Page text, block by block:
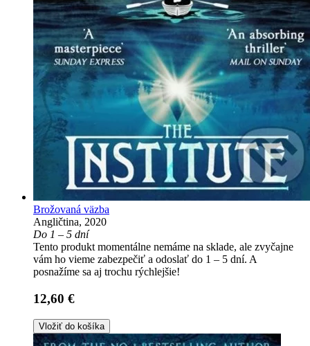
Brožovaná väzba
Angličtina, 2020
Do 1 – 5 dní
Tento produkt momentálne nemáme na sklade, ale zvyčajne
vám ho vieme zabezpečiť a odoslať do 1 – 5 dní. A
posnažíme sa aj trochu rýchlejšie!
12,60 €
Vložiť do košíka